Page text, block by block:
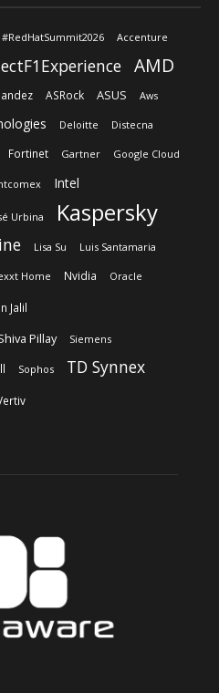
#RedHatSummit2026 Accenture
AMD
ASRock ASUS Aws
Deloitte Distecna
Fortinet Gartner Google Cloud
Intel
Urbina Kaspersky
Lisa Su Luis Santamaria
Home Nvidia Oracle
Jalil
Pillay Siemens
Sophos TD Synnex